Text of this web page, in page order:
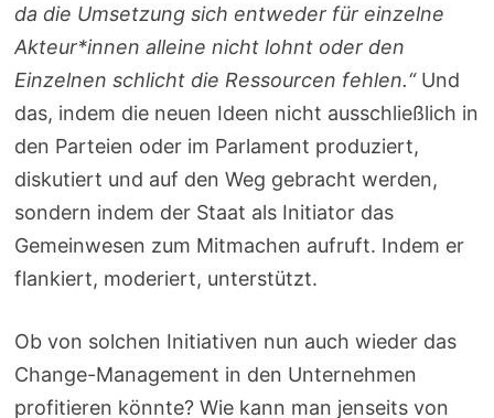
da die Umsetzung sich entweder für einzelne
Akteur*innen alleine nicht lohnt oder den
Einzelnen schlicht die Ressourcen fehlen.“Und
das, indem die neuen Ideen nicht ausschließlich in
den Parteien oder im Parlament produziert,
diskutiert und auf den Weg gebracht werden,
sondern indem der Staat als Initiator das
Gemeinwesen zum Mitmachen aufruft. Indem er
flankiert, moderiert, unterstützt.
Ob von solchen Initiativen nun auch wieder das
Change-Management in den Unternehmen
profitieren könnte? Wie kann man jenseits von